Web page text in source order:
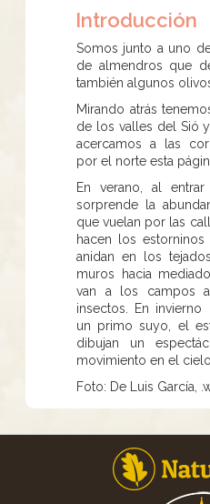
Introducción
Somos junto a uno
de almendros que
también algunos
Mirando atrás
de los valles del Sió
acercamos a las
por el norte esta
En verano, al
sorprende la
que vuelan por las
hacen los
anidan en los
muros hacia
van a los campos
insectos. En
un primo suyo, el
dibujan un
movimiento en el cielo.
Foto: De Luis García,